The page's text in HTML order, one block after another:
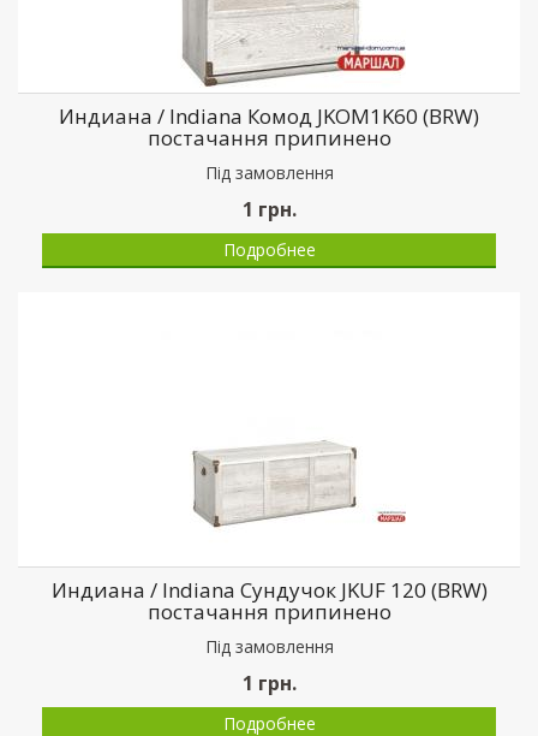
Индиана / Indiana Комод JKOM1K60 (BRW)
постачання припинено
Пiд замовлення
1 грн.
Подробнее
Индиана / Indiana Сундучок JKUF 120 (BRW)
постачання припинено
Пiд замовлення
1 грн.
Подробнее